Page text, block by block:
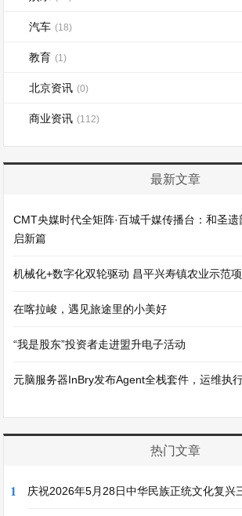
汽车 (18)
教育 (1)
北京资讯 (0)
商业资讯 (112)
最新文章
CMT央媒时代全矩阵·百城千媒传播台：和圣
启新篇
机械化+数字化双轮驱动 昌平兴寿镇农业示范
在喀拉峻，遇见旅途里的小美好
“我是股东”投资者走进盟升电子活动
元脑服务器InBry发布Agent全栈套件，运维执
热门文章
1 庆祝2026年5月28日中华民族正统文化复兴